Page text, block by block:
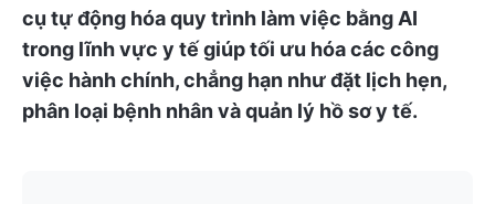
cụ tự động hóa quy trình làm việc bằng AI
trong lĩnh vực y tế giúp tối ưu hóa các công
việc hành chính, chẳng hạn như đặt lịch hẹn,
phân loại bệnh nhân và quản lý hồ sơ y tế.